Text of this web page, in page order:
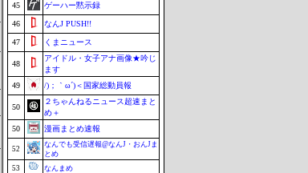
45 ゲーハー黙示録
46 なんJ PUSH!!
47 くまニュース
48
アイドル・女子アナ画像★吟じ
ます
49
/)；｀ω´)＜国家総動員報
50
２ちゃんねるニュース超速まと
め＋
50
漫画まとめ速報
52
なんでも受信遅報@なんJ・おんJま
とめ
53
なんまめ